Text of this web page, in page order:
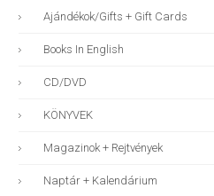
Ajándékok/gifts + Gift Cards
Books In English
CD/DVD
KÖNYVEK
Magazinok + Rejtvények
Naptár + Kalendárium